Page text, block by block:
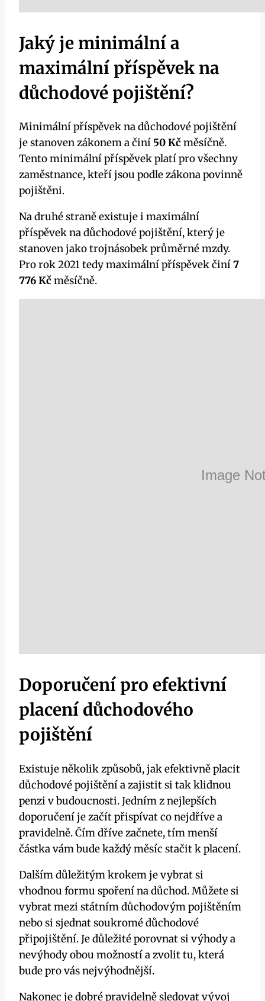
Jaký je minimální a
maximální příspěvek na
důchodové pojištění?
Minimální příspěvek na důchodové pojištění
je stanoven zákonem a činí 50 Kč měsíčně.
Tento minimální příspěvek platí pro všechny
zaměstnance, kteří jsou podle zákona povinně
pojištěni.
Na druhé straně existuje i maximální
příspěvek na důchodové pojištění, který je
stanoven jako trojnásobek průměrné mzdy.
Pro rok 2021 tedy maximální příspěvek činí7
776 Kč měsíčně.
Doporučení pro efektivní
placení důchodového
pojištění
Existuje několik způsobů, jak efektivně placit
důchodové pojištění a zajistit si tak klidnou
penzi v budoucnosti. Jedním z nejlepších
doporučení je začít přispívat co nejdříve a
pravidelně. Čím dříve začnete, tím menší
částka vám bude každý měsíc stačit k placení.
Dalším důležitým krokem je vybrat si
vhodnou formu spoření na důchod. Můžete si
vybrat mezi státním důchodovým pojištěním
nebo si sjednat soukromé důchodové
připojištění. Je důležité porovnat si výhody a
nevýhody obou možností a zvolit tu, která
bude pro vás nejvýhodnější.
Nakonec je dobré pravidelně sledovat vývoj